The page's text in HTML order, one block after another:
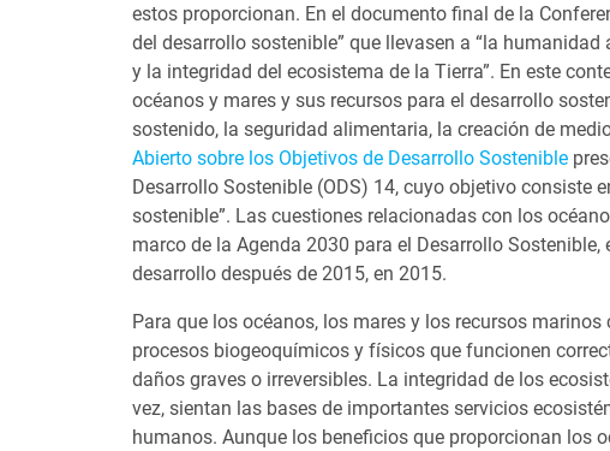
estos proporcionan. En el documento final de la
del desarrollo sostenible” que llevasen a “la
y la integridad del ecosistema de la Tierra”. En este
océanos y mares y sus recursos para el desarrollo
sostenido, la seguridad alimentaria, la creación de
Abierto sobre los Objetivos de Desarrollo Sostenible
Desarrollo Sostenible (ODS) 14, cuyo objetivo consiste
sostenible”. Las cuestiones relacionadas con los
marco de la Agenda 2030 para el Desarrollo
desarrollo después de 2015, en 2015.
Para que los océanos, los mares y los recursos
procesos biogeoquímicos y físicos que funcionen
daños graves o irreversibles. La integridad de los
vez, sientan las bases de importantes servicios
humanos. Aunque los beneficios que proporcionan los